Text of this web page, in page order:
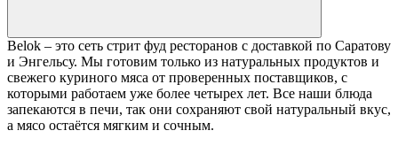
Belok – это сеть стрит фуд ресторанов с доставкой по Саратову
и Энгельсу. Мы готовим только из натуральных продуктов и
свежего куриного мяса от проверенных поставщиков, с
которыми работаем уже более четырех лет. Все наши блюда
запекаются в печи, так они сохраняют свой натуральный вкус,
а мясо остаётся мягким и сочным.